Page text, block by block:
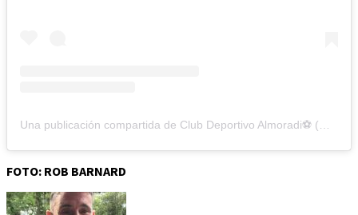
Una publicación compartida de Club Deportivo Almoradi⚽ (@cfalmoradi)
FOTO: ROB BARNARD